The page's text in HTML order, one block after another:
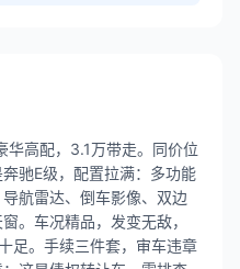
华高配，3.1万带走。同价位
驰E级，配置拉满：多功能
航雷达、倒车影像、双边
。车况精品，发变无敌，
足。手续三件套，审车违章